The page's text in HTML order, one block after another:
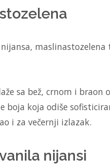
nijansa,
sa bež, crnom i
boja koja odiše
i za večernji izlazak.
nijansi